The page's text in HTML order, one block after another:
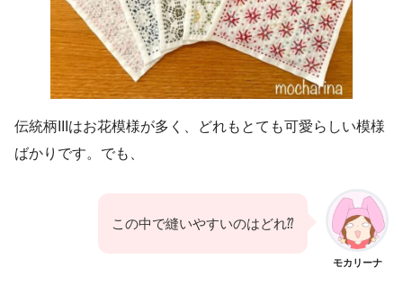
伝統柄IIIはお花模様が多く、どれもとても可愛らしい模様
ばかりです。でも、
モカリーナ
この中で縫いやすいのはどれ⁇